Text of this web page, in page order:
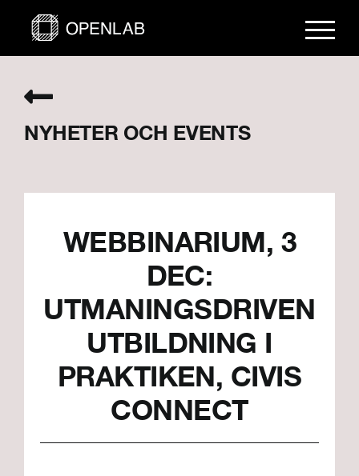
NYHETER OCH EVENTS
WEBBINARIUM, 3
DEC:
UTMANINGSDRIVEN
UTBILDNING I
PRAKTIKEN, CIVIS
CONNECT